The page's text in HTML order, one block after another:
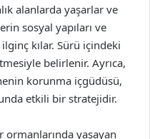
alanlarda yaşarlar ve
sosyal yapıları ve
kılar. Sürü içindeki
belirlenir. Ayrıca,
korunma içgüdüsü,
etkili bir stratejidir.
ormanlarında yaşayan